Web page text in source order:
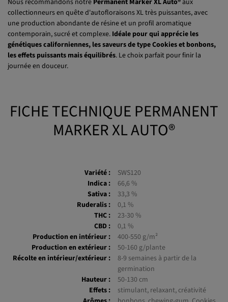
Recommandé aux collectionneurs désirant :
Nous recommandons notrePermanent Marker XL Auto®aux
collectionneurs en quête d'autofloraisons XL très puissantes, avec
une production abondante de résine et un profil aromatique
contemporain, sucré et complexe.Idéale pour qui apprécie les
génétiques californiennes, les saveurs de type Cookies et bonbons,
FICHE TECHNIQUE PERMANENT
Variété :
SWS120
Indica :
66,6 %
Sativa :
33,3 %
Ruderalis :
0,1 %
THC :
23-30 %
CBD :
0,1 %
Production en intérieur :
400-550 g/m²
50-160 g/plante
Récolte en intérieur/extérieur :
8-9 semaines à partir de la
germination
Hauteur :
50-130 cm